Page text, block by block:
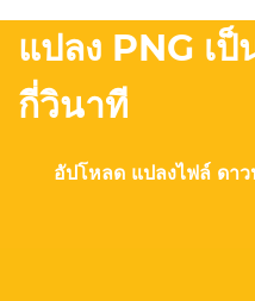
แปลง PNG เ
กี่วินาที
อัปโหลด แปลงไฟล์ ดา